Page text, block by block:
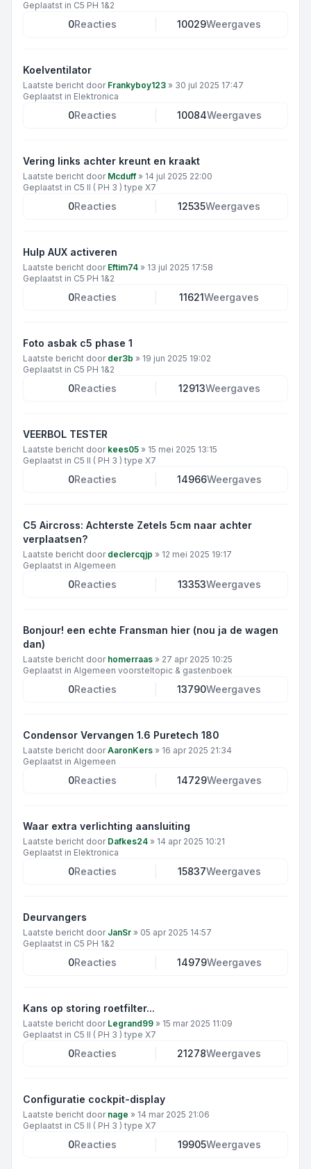
Geplaatst in C5 PH 1&2
0Reacties 10029Weergaves
Koelventilator
Laatste bericht door Frankyboy123 » 30 jul 2025 17:47
Geplaatst in Elektronica
0Reacties 10084Weergaves
Vering links achter kreunt en kraakt
Laatste bericht door Mcduff» 14 jul 2025 22:00
Geplaatst in C5 II ( PH 3 ) type X7
0Reacties 12535Weergaves
Hulp AUX activeren
Laatste bericht door Eftim74 » 13 jul 2025 17:58
Geplaatst in C5 PH 1&2
0Reacties 11621Weergaves
Foto asbak c5 phase 1
Laatste bericht door der3b » 19 jun 2025 19:02
Geplaatst in C5 PH 1&2
0Reacties 12913Weergaves
VEERBOL TESTER
Laatste bericht door kees05 » 15 mei 2025 13:15
Geplaatst in C5 II ( PH 3 ) type X7
0Reacties 14966Weergaves
C5 Aircross: Achterste Zetels 5cm naar achter
verplaatsen?
Laatste bericht door declercqjp » 12 mei 2025 19:17
Geplaatst in Algemeen
0Reacties 13353Weergaves
Bonjour! een echte Fransman hier (nou ja de wagen
dan)
Laatste bericht door homerraas » 27 apr 2025 10:25
Geplaatst in Algemeen voorsteltopic & gastenboek
0Reacties 13790Weergaves
Condensor Vervangen 1.6 Puretech 180
Laatste bericht doorAaronKers » 16 apr 2025 21:34
Geplaatst in Algemeen
0Reacties 14729Weergaves
Waar extra verlichting aansluiting
Laatste bericht door Dafkes24 » 14 apr 2025 10:21
Geplaatst in Elektronica
0Reacties 15837Weergaves
Deurvangers
Laatste bericht door JanSr » 05 apr 2025 14:57
Geplaatst in C5 PH 1&2
0Reacties 14979Weergaves
Kans op storing roetfilter...
Laatste bericht door Legrand99 » 15 mar 2025 11:09
Geplaatst in C5 II ( PH 3 ) type X7
0Reacties 21278Weergaves
Configuratie cockpit-display
Laatste bericht door nage » 14 mar 2025 21:06
Geplaatst in C5 II ( PH 3 ) type X7
0Reacties 19905Weergaves